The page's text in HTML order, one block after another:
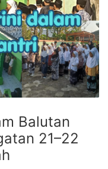
Balutan
21–22